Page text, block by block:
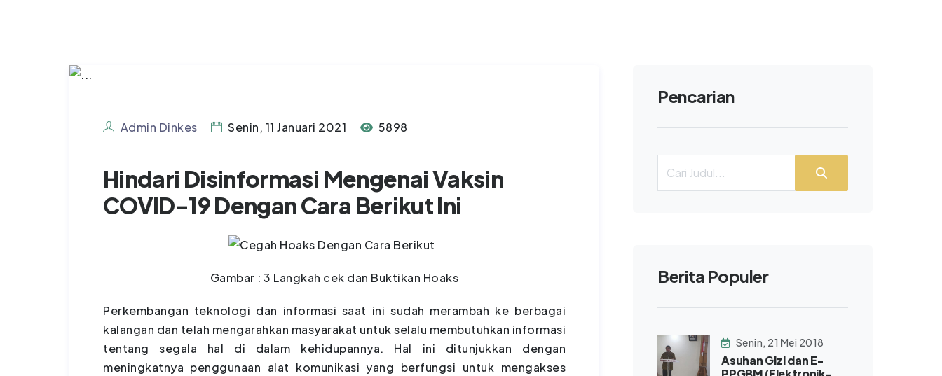
Admin Dinkes Senin, 11 Januari 2021 5898
Hindari Disinformasi Mengenai Vaksin
COVID-19 Dengan Cara Berikut Ini
Gambar : 3 Langkah cek dan Buktikan Hoaks
Perkembangan teknologi dan informasi saat ini sudah merambah ke berbagai
kalangan dan telah mengarahkan masyarakat untuk selalu membutuhkan informasi
tentang segala hal di dalam kehidupannya. Hal ini ditunjukkan dengan
meningkatnya penggunaan alat komunikasi yang berfungsi untuk mengakses
Pencarian
Berita Populer
Senin, 21 Mei 2018
Asuhan Gizi dan E-